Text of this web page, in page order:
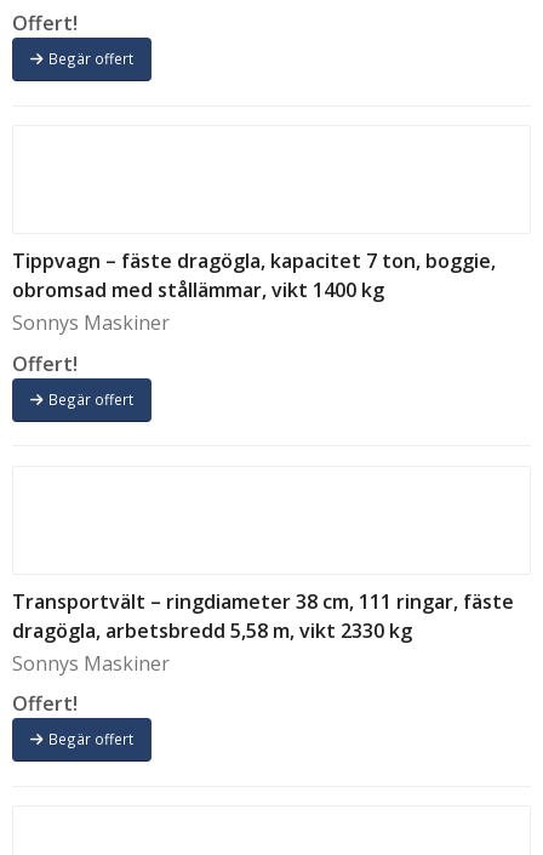
Offert!
Begär offert
Tippvagn – fäste dragögla, kapacitet 7 ton, boggie,
obromsad med stållämmar, vikt 1400 kg
Sonnys Maskiner
Offert!
Begär offert
Transportvält – ringdiameter 38 cm, 111 ringar, fäste
dragögla, arbetsbredd 5,58 m, vikt 2330 kg
Sonnys Maskiner
Offert!
Begär offert